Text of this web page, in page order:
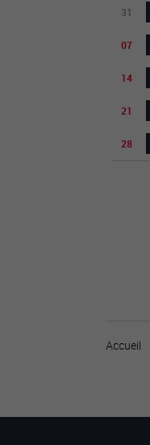
31
07
14
21
28
Accueil